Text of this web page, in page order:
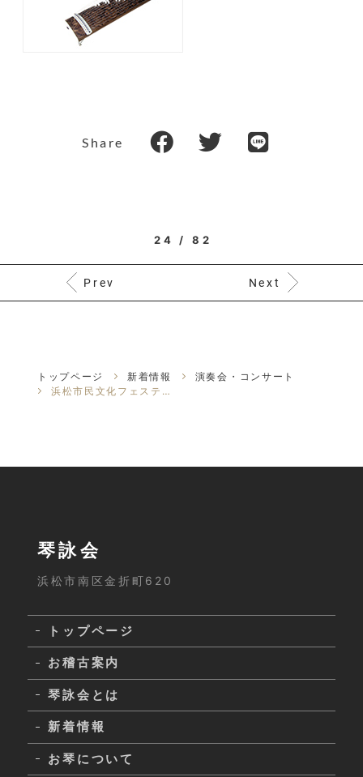
Share
24 / 82
Prev Next
トップページ 新着情報
演奏会・コンサート
浜松市民文化フェスティバル2021邦楽演奏会10月10日（日）
琴詠会
浜松市南区金折町620
トップページ
お稽古案内
琴詠会とは
新着情報
お琴について